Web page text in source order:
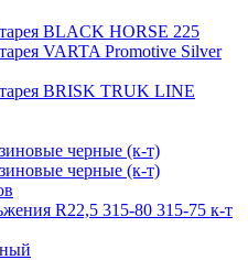
BLACK HORSE 225
VARTA Promotive Silver
BRISK TRUK LINE
черные (к-т)
черные (к-т)
R22,5 315-80 315-75 к-т